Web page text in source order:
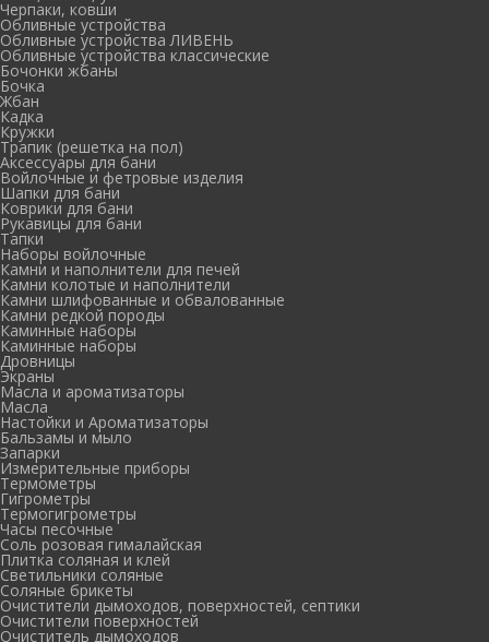
Черпаки, ковши
Обливные устройства
Обливные устройства ЛИВЕНЬ
Обливные устройства классические
Бочонки жбаны
Бочка
Жбан
Кадка
Кружки
Трапик (решетка на пол)
Аксессуары для бани
Войлочные и фетровые изделия
Шапки для бани
Коврики для бани
Рукавицы для бани
Тапки
Наборы войлочные
Камни и наполнители для печей
Камни колотые и наполнители
Камни шлифованные и обвалованные
Камни редкой породы
Каминные наборы
Каминные наборы
Дровницы
Экраны
Масла и ароматизаторы
Масла
Настойки и Ароматизаторы
Бальзамы и мыло
Запарки
Измерительные приборы
Термометры
Гигрометры
Термогигрометры
Часы песочные
Соль розовая гималайская
Плитка соляная и клей
Светильники соляные
Соляные брикеты
Очистители дымоходов, поверхностей, септики
Очистители поверхностей
Очиститель дымоходов